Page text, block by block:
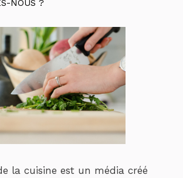
NOUS ?
la cuisine est un média créé